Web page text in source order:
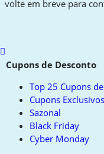
volte em breve para
Scroll
toCupons de Desconto
Top 25 Cupons
Cupons Exclusivos
Sazonal
Black Friday
Cyber Monday